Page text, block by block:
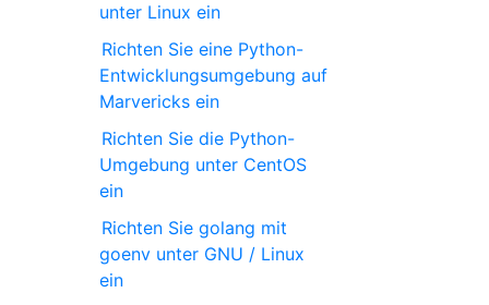
unter Linux ein
Richten Sie eine Python-
Entwicklungsumgebung auf
Marvericks ein
Richten Sie die Python-
Umgebung unter CentOS
ein
Richten Sie golang mit
goenv unter GNU / Linux
ein